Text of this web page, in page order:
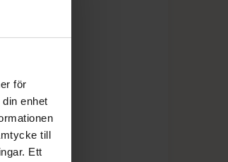
för
enhet
till
Ett